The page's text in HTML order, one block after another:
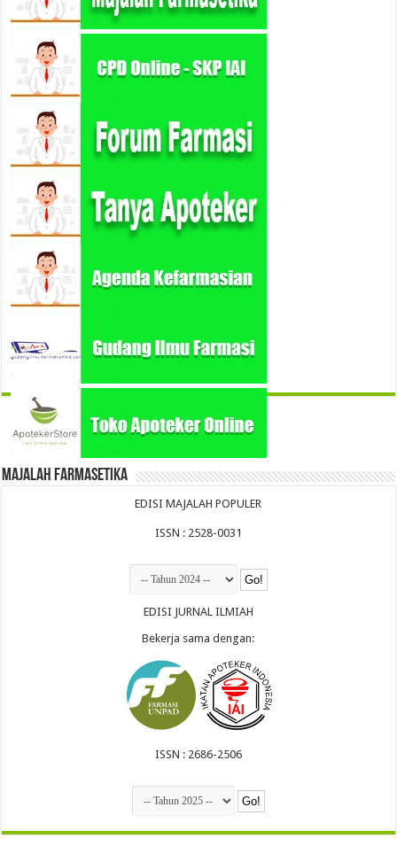
Majalah Farmasetika
EDISI MAJALAH POPULER
ISSN : 2528-0031
EDISI JURNAL ILMIAH
Bekerja sama dengan:
ISSN : 2686-2506